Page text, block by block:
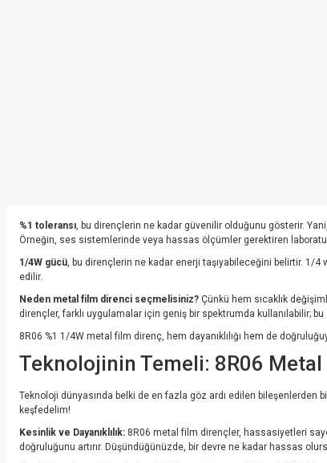
%1 toleransı, bu dirençlerin ne kadar güvenilir olduğunu gösterir.
Örneğin, ses sistemlerinde veya hassas ölçümler gerektiren
1/4W gücü, bu dirençlerin ne kadar enerji taşıyabileceğini belirtir. 1/4
edilir.
Neden metal film direnci seçmelisiniz? Çünkü hem sıcaklık
dirençler, farklı uygulamalar için geniş bir spektrumda kullanılabilir;
8R06 %1 1/4W metal film direnç, hem dayanıklılığı hem de
Teknolojinin Temeli: 8R06
Teknoloji dünyasında belki de en fazla göz ardı edilen bileşenlerden
keşfedelim!
Kesinlik ve Dayanıklılık: 8R06 metal film dirençler, hassasiyetleri
doğruluğunu artırır. Düşündüğünüzde, bir devre ne kadar hassas